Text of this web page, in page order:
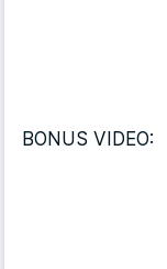
BONUS VIDEO: